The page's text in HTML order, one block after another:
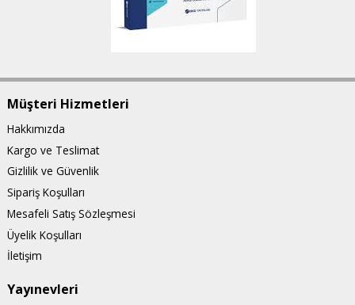
Müşteri Hizmetleri
Hakkımızda
Kargo ve Teslimat
Gizlilik ve Güvenlik
Sipariş Koşulları
Mesafeli Satış Sözleşmesi
Üyelik Koşulları
İletişim
Yayınevleri